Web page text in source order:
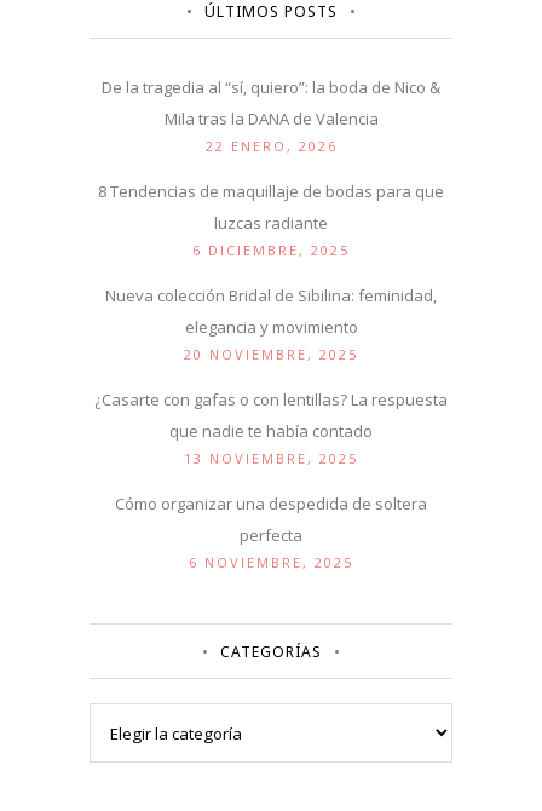
ÚLTIMOS POSTS
De la tragedia al “sí, quiero”: la boda de Nico &
Mila tras la DANA de Valencia
22 ENERO, 2026
8 Tendencias de maquillaje de bodas para que
luzcas radiante
6 DICIEMBRE, 2025
Nueva colección Bridal de Sibilina: feminidad,
elegancia y movimiento
20 NOVIEMBRE, 2025
¿Casarte con gafas o con lentillas? La respuesta
que nadie te había contado
13 NOVIEMBRE, 2025
Cómo organizar una despedida de soltera
perfecta
6 NOVIEMBRE, 2025
CATEGORÍAS